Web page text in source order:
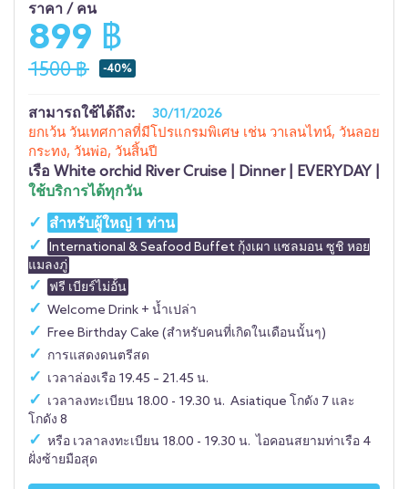
ราคา / คน
899 ฿
1500 ฿ -40%
สามารถใช้ได้ถึง: 30/11/2026
ยกเว้น วันเทศกาลที่มีโปรแกรมพิเศษ เช่น วาเลนไทน์, วันลอย
กระทง, วันพ่อ, วันสิ้นปี
เรือ White orchid River Cruise | Dinner | EVERYDAY |
ใช้บริการได้ทุกวัน
สำหรับผู้ใหญ่ 1 ท่าน
International & Seafood Buffet กุ้งเผา แซลมอน ซูชิ หอย
แมลงภู่
ฟรี เบียร์ไม่อั้น
Welcome Drink + น้ำเปล่า
Free Birthday Cake (สำหรับคนที่เกิดในเดือนนั้นๆ)
การแสดงดนตรีสด
เวลาล่องเรือ 19.45 – 21.45 น.
เวลาลงทะเบียน 18.00 - 19.30 น. Asiatique โกดัง 7 และ
โกดัง 8
หรือ เวลาลงทะเบียน 18.00 - 19.30 น. ไอคอนสยามท่าเรือ 4
ฝั่งซ้ายมือสุด